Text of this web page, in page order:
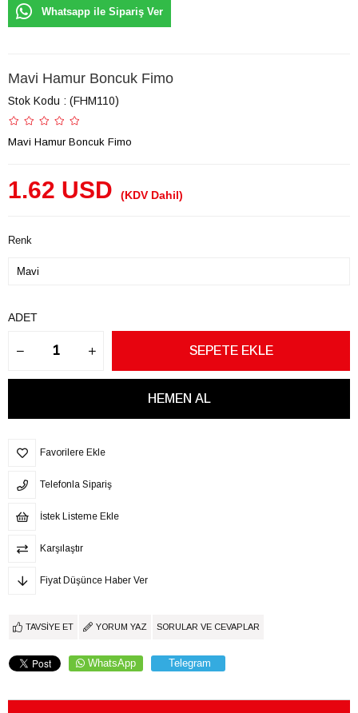
Whatsapp ile Sipariş Ver
Mavi Hamur Boncuk Fimo
Stok Kodu (FHM110)
Mavi Hamur Boncuk Fimo
1.62 USD (KDV Dahil)
Renk
ADET
Favorilere Ekle
Telefonla Sipariş
İstek Listeme Ekle
Karşılaştır
Fiyat Düşünce Haber Ver
TAVSIYE ET YORUM YAZ SORULAR VE CEVAPLAR
WhatsApp Telegram